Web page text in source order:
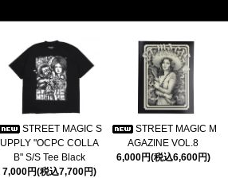
STREET MAGIC S
UPPLY "OCPC COLLA
B" S/S Tee Black
7,000円(税込7,700円)
STREET MAGIC M
AGAZINE VOL.8
6,000円(税込6,600円)